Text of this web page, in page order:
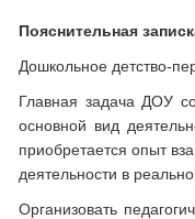
Пояснительная
Дошкольное детство-
Главная задача ДОУ
основной вид
приобретается опыт
деятельности в
Организовать